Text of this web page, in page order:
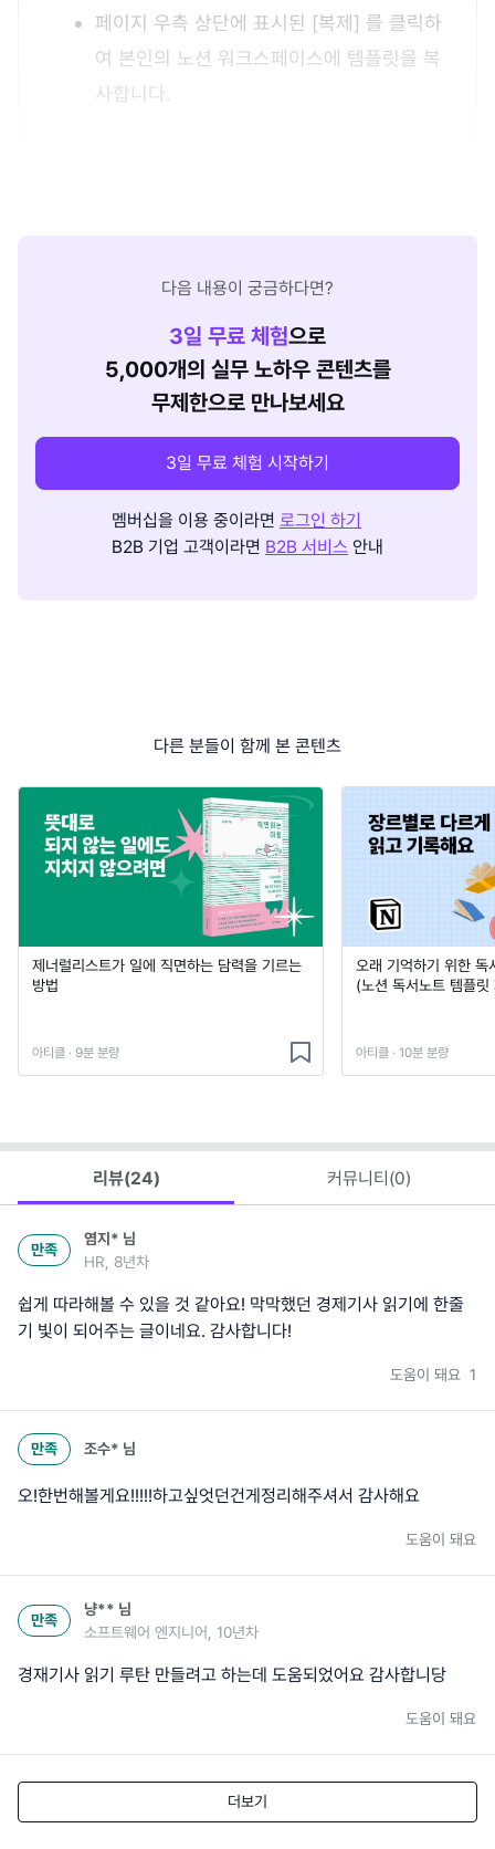
페이지 우측 상단에 표시된 [복제] 를 클릭하
여 본인의 노션 워크스페이스에 템플릿을 복
사합니다.
다음 내용이 궁금하다면?
3일 무료 체험으로
5,000개의 실무 노하우 콘텐츠를
무제한으로 만나보세요
3일 무료 체험 시작하기
멤버십을 이용 중이라면 로그인 하기
B2B 기업 고객이라면 B2B 서비스 안내
다른 분들이 함께 본 콘텐츠
제너럴리스트가 일에 직면하는 담력을 기르는
방법
아티클 · 9분 분량
오래 기억하기 위한 독
(노션 독서노트 템플릿
아티클 · 10분 분량
리뷰(24) 커뮤니티(0)
만족
염지* 님
HR, 8년차
쉽게 따라해볼 수 있을 것 같아요! 막막했던 경제기사 읽기에 한줄
기 빛이 되어주는 글이네요. 감사합니다!
도움이 돼요 1
만족 조수* 님
오!한번해볼게요!!!!!하고싶엇던건게정리해주셔서 감사해요
도움이 돼요
만족
냥** 님
소프트웨어 엔지니어, 10년차
경재기사 읽기 루탄 만들려고 하는데 도움되었어요 감사합니당
도움이 돼요
더보기